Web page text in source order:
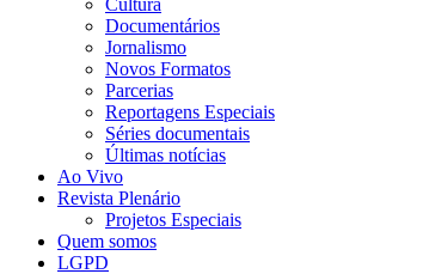
Cultura
Documentários
Jornalismo
Novos Formatos
Parcerias
Reportagens Especiais
Séries documentais
Últimas notícias
Ao Vivo
Revista Plenário
Projetos Especiais
Quem somos
LGPD